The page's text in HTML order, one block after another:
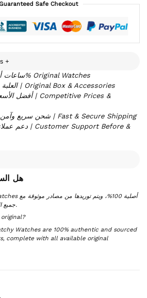
Safe Checkout
+
ساعات أصلية 100% | 100% Original Watches
العلبة والملحقات الأصلية | Original Box & Accessories
شحن سريع وآمن لجميع المحافظات | Fast & Secure Shipping
هل
جميع الملحقات الأصلية المتوفرة.
Watches are 100% authentic and sourced
complete with all available original